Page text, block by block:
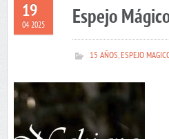
19
04 2025 Espejo
15 AÑOS,ESPEJO